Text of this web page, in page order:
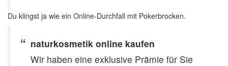
Du klingst ja wie ein Online-Durchfall mit Pokerbrocken.
naturkosmetik online kaufen
Wir haben eine exklusive Prämie für Sie